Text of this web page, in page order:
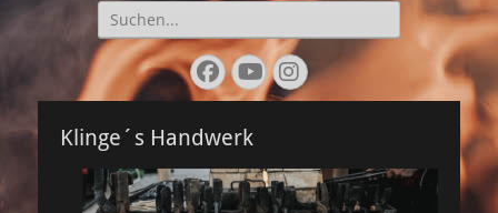
Suche
nach:
Facebook
YouTube
Instagram
Klinge´s Handwerk